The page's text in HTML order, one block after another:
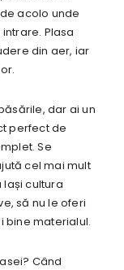
acolo unde
Plasa
din aer, iar
dar ai un
perfect de
Se
cel mai mult
lași cultura
să nu le oferi
bine materialul.
Când